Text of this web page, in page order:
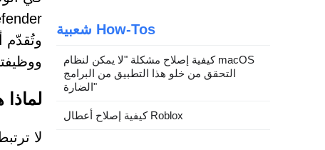
وتُقدّم
لماذا
لا
شعبية How-Tos
كيفية إصلاح مشكلة "لا يمكن لنظام macOS
التحقق من خلو هذا التطبيق من البرامج
الضارة"
كيفية إصلاح أعطال Roblox